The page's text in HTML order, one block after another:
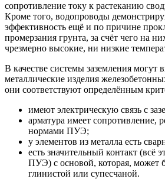
сопротивление току к растеканию
Кроме того, водопроводы
эффективность ещё и по причине
промерзания грунта, за счёт чего на
чрезмерно высокие, ни низкие
В качестве системы заземления могут
металлические изделия
они соответствуют определённым
имеют электрическую связь с
арматура имеет сопротивление,
нормами ПУЭ;
у элементов из металла есть
есть значительный контакт (всё
ПУЭ) с основой, которая, может
глинистой или супесчаной.